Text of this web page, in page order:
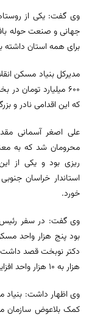
وی گفت: یکی از
جهانی و صنعت حوله
برای همه استان داشته
مدیرکل بنیاد مسکن
۶۰۰ میلیارد
که این اقدامی نادر و
علی اصغر آسمانی
محرومان شد که به
ریزی بود و یکی از
خورد.
وی گفت: در سفر رئیس
بود پنج هزار واحد
دکتر نوبخت قصد داشت
هزار به ۱۰ هزار واحد افزایش یافت.